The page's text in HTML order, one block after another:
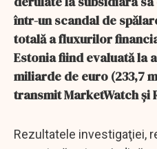
într-un scandal de
totală a fluxurilor
Estonia fiind evaluată la
miliarde de euro (233,7
transmit MarketWatch şi
Rezultatele investigaţiei,